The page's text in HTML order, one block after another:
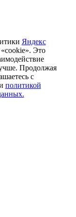
Яндекс
Это
Продолжая
с
политикой